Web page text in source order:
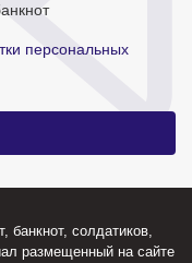
персональных
солдатиков,
размещенный на сайте